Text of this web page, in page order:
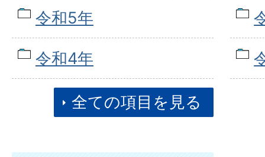
令和5年
令和4年
全ての項目を見る